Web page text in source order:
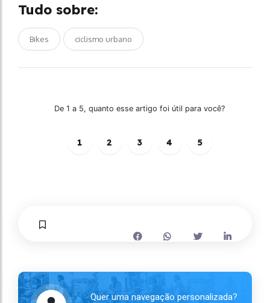
Tudo sobre:
Bikes ciclismo urbano
De 1 a 5, quanto esse artigo foi útil para você?
1 2 3 4 5
Quer uma navegação personalizada?